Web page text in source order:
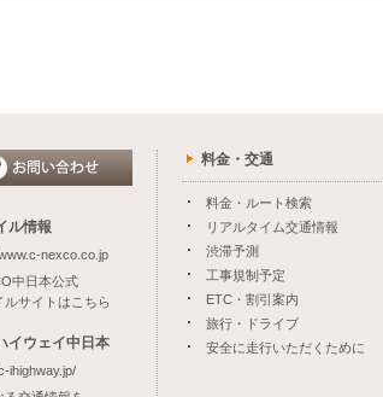
ル情報
nexco.co.jp
中日本公式
ルサイトはこちら
イウェイ中日本
ihighway.jp/
料金・交通
料金・ルート検索
リアルタイム交通情報
渋滞予測
工事規制予定
ETC・割引案内
旅行・ドライブ
安全に走行いただくために